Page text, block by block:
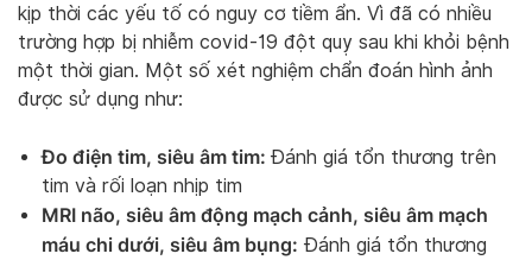
kịp thời các yếu tố có nguy cơ tiềm ẩn. Vì đã có nhiều
trường hợp bị nhiễm covid-19 đột quỵ sau khi khỏi bệnh
một thời gian. Một số xét nghiệm chẩn đoán hình ảnh
được sử dụng như:
Đo điện tim, siêu âm tim: Đánh giá tổn thương trên
tim và rối loạn nhịp tim
MRI não, siêu âm động mạch cảnh, siêu âm mạch
máu chi dưới, siêu âm bụng: Đánh giá tổn thương